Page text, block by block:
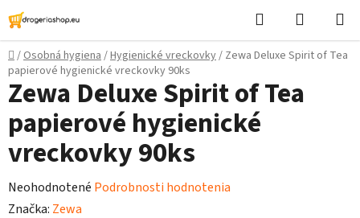
Prejsť
na
obsah
Hľadať
košík
Domov
/Osobná hygiena/Hygienické vreckovky/ Zewa Deluxe Spirit of Tea
papierové hygienické vreckovky 90ks
Zewa Deluxe Spirit of Tea
papierové hygienické
vreckovky 90ks
Priemerné
hodnotenie
Neohodnotené Podrobnosti hodnotenia
Značka: Zewa